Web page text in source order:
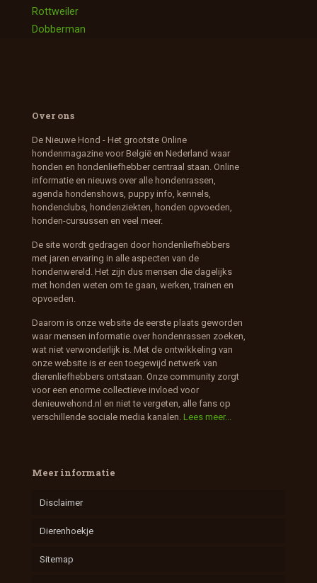
Rottweiler
Dobberman
Over ons
De Nieuwe Hond - Het grootste Online
hondenmagazine voor België en Nederland waar
honden en hondenliefhebber centraal staan. Online
informatie en nieuws over alle hondenrassen,
agenda hondenshows, puppy info, kennels,
hondenclubs, hondenziekten, honden opvoeden,
honden-cursussen en veel meer.
De site wordt gedragen door hondenliefhebbers
met jaren ervaring in alle aspecten van de
hondenwereld. Het zijn dus mensen die dagelijks
met honden weten om te gaan, werken, trainen en
opvoeden.
Daarom is onze website de eerste plaats geworden
waar mensen informatie over hondenrassen zoeken,
wat niet verwonderlijk is. Met de ontwikkeling van
onze website is er een toegewijd netwerk van
dierenliefhebbers ontstaan. Onze community zorgt
voor een enorme collectieve invloed voor
denieuwehond.nl en niet te vergeten, alle fans op
verschillende sociale media kanalen. Lees meer...
Meer informatie
Disclaimer
Dierenhoekje
Sitemap